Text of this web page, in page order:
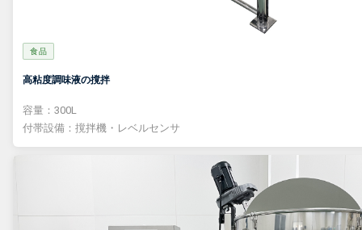
食品
高粘度調味液の撹拌
容量：300L
付帯設備：撹拌機・レベルセンサ